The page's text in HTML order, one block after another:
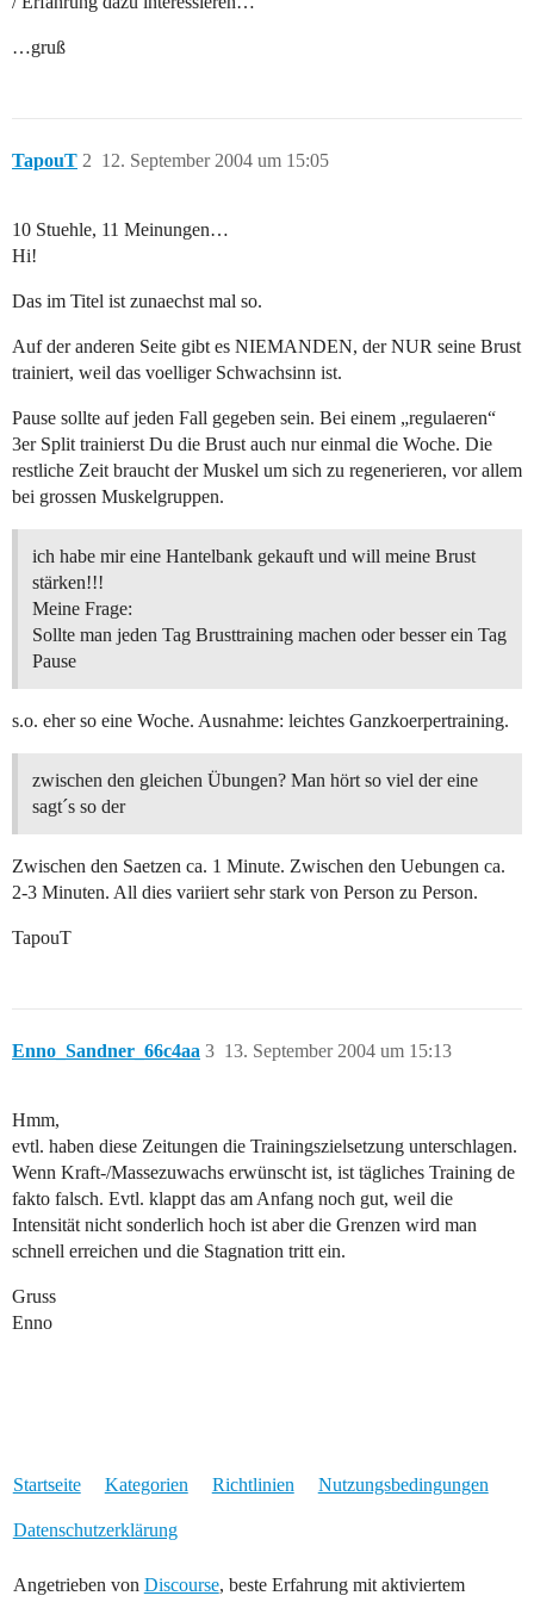
…gruß
TapouT 12. September 2004 um 15:05
2
10 Stuehle, 11 Meinungen…
Hi!
Das im Titel ist zunaechst mal so.
Auf der anderen Seite gibt es NIEMANDEN, der NUR seine Brust
trainiert, weil das voelliger Schwachsinn ist.
Pause sollte auf jeden Fall gegeben sein. Bei einem „regulaeren“
3er Split trainierst Du die Brust auch nur einmal die Woche. Die
restliche Zeit braucht der Muskel um sich zu regenerieren, vor allem
bei grossen Muskelgruppen.
ich habe mir eine Hantelbank gekauft und will meine Brust
stärken!!!
Meine Frage:
Sollte man jeden Tag Brusttraining machen oder besser ein Tag
Pause
s.o. eher so eine Woche. Ausnahme: leichtes Ganzkoerpertraining.
zwischen den gleichen Übungen? Man hört so viel der eine
sagt´s so der
Zwischen den Saetzen ca. 1 Minute. Zwischen den Uebungen ca.
2-3 Minuten. All dies variiert sehr stark von Person zu Person.
TapouT
Enno_Sandner_66c4aa 13. September 2004 um 15:13
3
Hmm,
evtl. haben diese Zeitungen die Trainingszielsetzung unterschlagen.
Wenn Kraft-/Massezuwachs erwünscht ist, ist tägliches Training de
fakto falsch. Evtl. klappt das am Anfang noch gut, weil die
Intensität nicht sonderlich hoch ist aber die Grenzen wird man
schnell erreichen und die Stagnation tritt ein.
Gruss
Enno
Startseite Kategorien Richtlinien Nutzungsbedingungen
Datenschutzerklärung
Angetrieben von Discourse, beste Erfahrung mit aktiviertem